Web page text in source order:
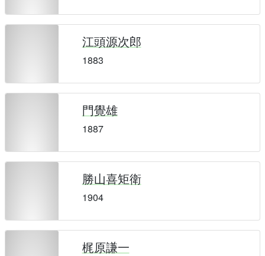
江頭源次郎
1883
門覺雄
1887
勝山喜矩衛
1904
梶原謙一